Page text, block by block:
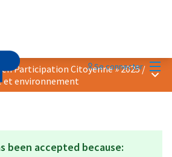
Se connecter
Participation Citoyenne » 2025 /
et environnement
been accepted because: